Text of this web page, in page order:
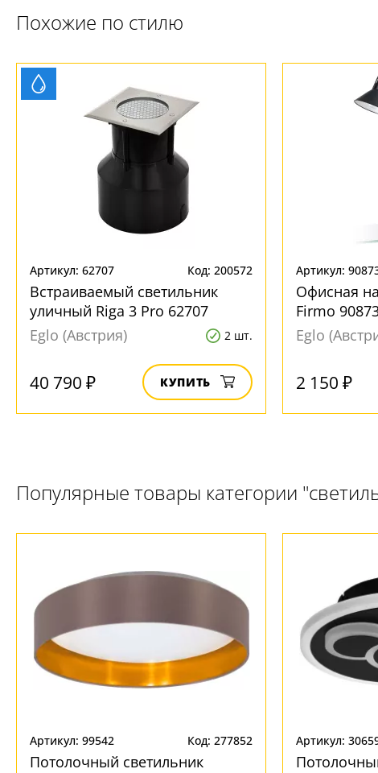
Похожие по стилю
Артикул: 62707 Код: 200572
Встраиваемый светильник
уличный Riga 3 Pro 62707
Eglo (Австрия)
2 шт.
40 790 ₽ КУПИТЬ
Артикул:
Офисная
Firmo
Eglo
2 150 ₽
Популярные товары категории
Артикул: 99542 Код: 277852
Потолочный светильник
Артикул: